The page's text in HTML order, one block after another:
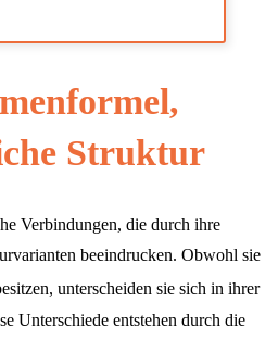
Struktur
Verbindungen, die durch ihre
beeindrucken. Obwohl sie
unterscheiden sie sich in ihrer
Unterschiede entstehen durch die